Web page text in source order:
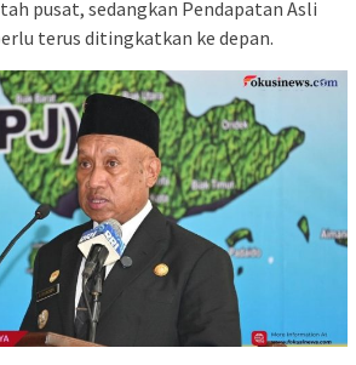
pusat, sedangkan Pendapatan Asli
terus ditingkatkan ke depan.